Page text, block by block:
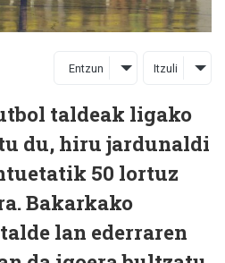
Entzun Itzuli
taldeak ligako
du, hiru jardunaldi
50 lortuz
Bakarkako
lan ederraren